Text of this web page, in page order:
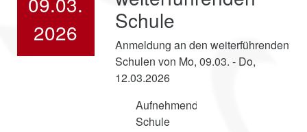
2026
Schule
Anmeldung an den weiterführenden
Schulen von Mo, 09.03. - Do,
12.03.2026
Aufnehmende
Schule